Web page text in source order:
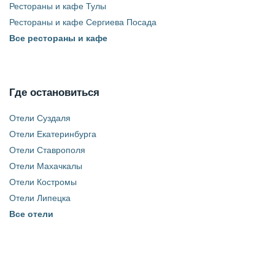
Рестораны и кафе Тулы
Рестораны и кафе Сергиева Посада
Все рестораны и кафе
Где остановиться
Отели Суздаля
Отели Екатеринбурга
Отели Ставрополя
Отели Махачкалы
Отели Костромы
Отели Липецка
Все отели